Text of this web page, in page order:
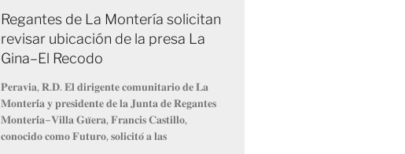
Regantes de La Montería solicitan
revisar ubicación de la presa La
Gina–El Recodo
𝐏𝐞𝐫𝐚𝐯𝐢𝐚, 𝐑.𝐃. 𝐄𝐥 𝐝𝐢𝐫𝐢𝐠𝐞𝐧𝐭𝐞 𝐜𝐨𝐦𝐮𝐧𝐢𝐭𝐚𝐫𝐢𝐨 𝐝𝐞 𝐋𝐚
𝐌𝐨𝐧𝐭𝐞𝐫𝐢́𝐚 𝐲 𝐩𝐫𝐞𝐬𝐢𝐝𝐞𝐧𝐭𝐞 𝐝𝐞 𝐥𝐚 𝐉𝐮𝐧𝐭𝐚 𝐝𝐞 𝐑𝐞𝐠𝐚𝐧𝐭𝐞𝐬
𝐌𝐨𝐧𝐭𝐞𝐫𝐢́𝐚–𝐕𝐢𝐥𝐥𝐚 𝐆𝐮̈𝐞𝐫𝐚, 𝐅𝐫𝐚𝐧𝐜𝐢𝐬 𝐂𝐚𝐬𝐭𝐢𝐥𝐥𝐨,
𝐜𝐨𝐧𝐨𝐜𝐢𝐝𝐨 𝐜𝐨𝐦𝐨 𝐅𝐮𝐭𝐮𝐫𝐨, 𝐬𝐨𝐥𝐢𝐜𝐢𝐭𝐨́ 𝐚 𝐥𝐚𝐬